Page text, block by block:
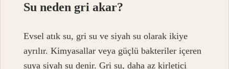
Su neden gri akar?
Evsel atık su, gri su ve siyah su olarak ikiye
ayrılır. Kimyasallar veya güçlü bakteriler içeren
suya siyah su denir. Gri su, daha az kirletici